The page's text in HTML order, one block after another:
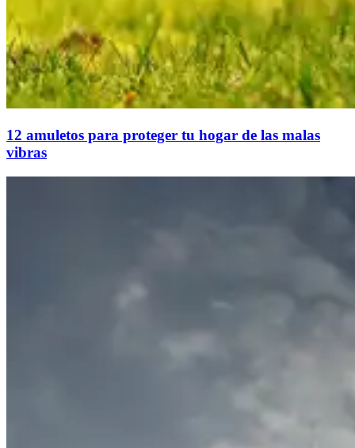
12 amuletos para proteger tu hogar de las malas
vibras